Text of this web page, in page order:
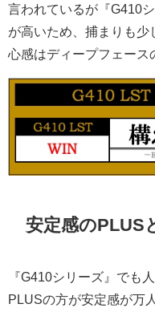
言われているが『G410
が高いため、捕まりも
心感はディープフェース
安定感のPLUS
『G410シリーズ』でも
PLUSの方が安定感が万